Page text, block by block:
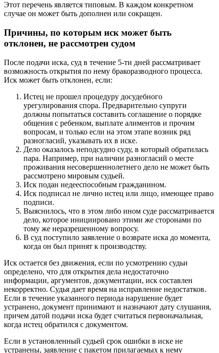
Этот перечень является типовым. В каждом конкретном
случае он может быть дополнен или сокращен.
Причины, по которым иск может быть
отклонен, не рассмотрен судом
После подачи иска, суд в течение 5-ти дней рассматривает
возможность открытия по нему бракоразводного процесса.
Иск может быть отклонен, если:
Истец не прошел процедуру досудебного
урегулирования спора. Предварительно супруги
должны попытаться составить соглашение о порядке
общения с ребенком, выплате алиментов и прочим
вопросам, и только если на этом этапе возник ряд
разногласий, указывать их в иске.
Дело оказалось неподсудно суду, в который обратилась
пара. Например, при наличии разногласий о месте
проживания несовершеннолетнего дело не может быть
рассмотрено мировым судьей.
Иск подан недееспособным гражданином.
Иск подписал не лично истец или лицо, имеющее право
подписи.
Выяснилось, что в этом либо ином суде рассматривается
дело, которое инициировано этими же сторонами по
тому же неразрешенному вопросу.
В суд поступило заявление о возврате иска до момента,
когда он был принят к производству.
Иск остается без движения, если по усмотрению судьи
определено, что для открытия дела недостаточно
информации, аргументов, документации, иск составлен
некорректно. Судья дает время на исправление недостатков.
Если в течение указанного периода нарушение будет
устранено, документ принимают и назначают дату слушания,
причем датой подачи иска будет считаться первоначальная,
когда истец обратился с документом.
Если в установленный судьей срок ошибки в иске не
устранены, заявление с пакетом прилагаемых к нему